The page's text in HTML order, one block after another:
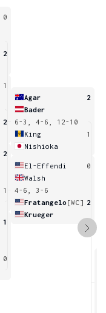
0
2
1
2
2
1
1
0
Agar
2
Bader
6-3, 4-6, 12-10
King
1
Nishioka
El-Effendi
0
Walsh
4-6, 3-6
Fratangelo [WC] 2
Krueger